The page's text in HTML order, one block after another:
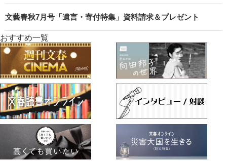
文藝春秋7月号「遺言・寄付特集」資料請求＆プレゼント
おすすめ一覧